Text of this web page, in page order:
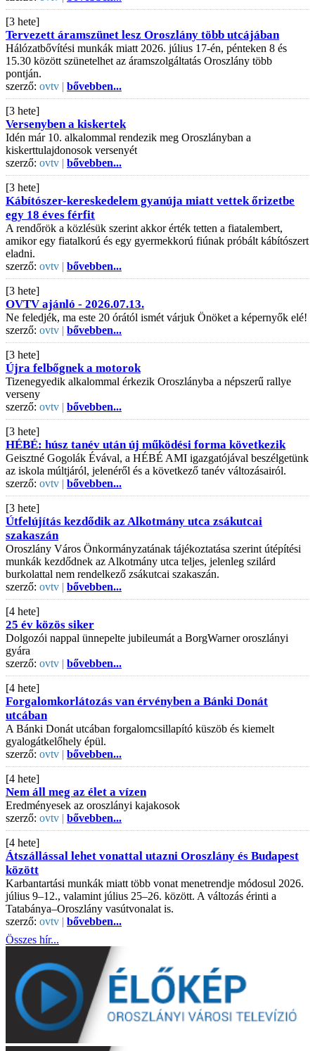
[3 hete]
Tervezett áramszünet lesz Oroszlány több utcájában
Hálózatbővítési munkák miatt 2026. július 17-én, pénteken 8 és
15.30 között szünetelhet az áramszolgáltatás Oroszlány több
pontján.
szerző: ovtv | bővebben...
[3 hete]
Versenyben a kiskertek
Idén már 10. alkalommal rendezik meg Oroszlányban a
kiskerttulajdonosok versenyét
szerző: ovtv | bővebben...
[3 hete]
Kábítószer-kereskedelem gyanúja miatt vettek őrizetbe
egy 18 éves férfit
A rendőrök a közlésük szerint akkor érték tetten a fiatalembert,
amikor egy fiatalkorú és egy gyermekkorú fiúnak próbált kábítószert
eladni.
szerző: ovtv | bővebben...
[3 hete]
OVTV ajánló - 2026.07.13.
Ne feledjék, ma este 20 órától ismét várjuk Önöket a képernyők elé!
szerző: ovtv | bővebben...
[3 hete]
Újra felbőgnek a motorok
Tizenegyedik alkalommal érkezik Oroszlányba a népszerű rallye
verseny
szerző: ovtv | bővebben...
[3 hete]
HÉBÉ: húsz tanév után új működési forma következik
Geisztné Gogolák Évával, a HÉBÉ AMI igazgatójával beszélgetünk
az iskola múltjáról, jelenéről és a következő tanév változásairól.
szerző: ovtv | bővebben...
[3 hete]
Útfelújítás kezdődik az Alkotmány utca zsákutcai
szakaszán
Oroszlány Város Önkormányzatának tájékoztatása szerint útépítési
munkák kezdődnek az Alkotmány utca teljes, jelenleg szilárd
burkolattal nem rendelkező zsákutcai szakaszán.
szerző: ovtv | bővebben...
[4 hete]
25 év közös siker
Dolgozói nappal ünnepelte jubileumát a BorgWarner oroszlányi
gyára
szerző: ovtv | bővebben...
[4 hete]
Forgalomkorlátozás van érvényben a Bánki Donát
utcában
A Bánki Donát utcában forgalomcsillapító küszöb és kiemelt
gyalogátkelőhely épül.
szerző: ovtv | bővebben...
[4 hete]
Nem áll meg az élet a vízen
Eredményesek az oroszlányi kajakosok
szerző: ovtv | bővebben...
[4 hete]
Átszállással lehet vonattal utazni Oroszlány és Budapest
között
Karbantartási munkák miatt több vonat menetrendje módosul 2026.
július 9–12., valamint július 25–26. között. A változás érinti a
Tatabánya–Oroszlány vasútvonalat is.
szerző: ovtv | bővebben...
Összes hír...